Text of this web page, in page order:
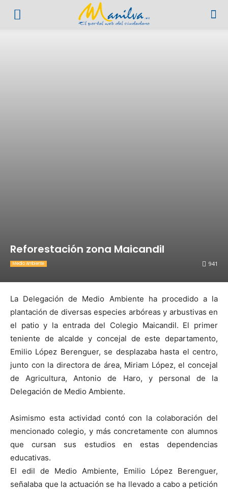
Reforestación zona Maicandil
941
Medio Ambiente
La Delegación de Medio Ambiente ha procedido a la
plantación de diversas especies arbóreas y arbustivas en
el patio y la entrada del Colegio Maicandil. El primer
teniente de alcalde y concejal de este departamento,
Emilio López Berenguer, se desplazaba hasta el centro,
junto con la directora de área, Miriam López, el concejal
de Agricultura, Antonio de Haro, y personal de la
Delegación de Medio Ambiente.
Asimismo esta actividad contó con la colaboración del
mencionado colegio, y más concretamente con alumnos
que cursan sus estudios en estas dependencias
educativas.
El edil de Medio Ambiente, Emilio López Berenguer,
señalaba que la actuación se ha llevado a cabo a petición